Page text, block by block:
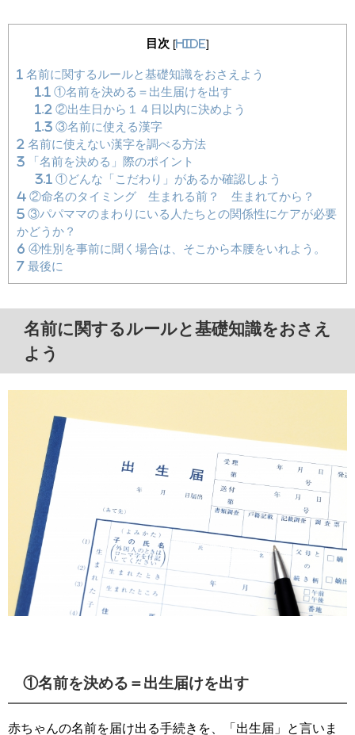
目次 [hide]
1
名前に関するルールと基礎知識をおさえよう
1.1 ①名前を決める＝出生届けを出す
1.2 ②出生日から１４日以内に決めよう
1.3③名前に使える漢字
2 名前に使えない漢字を調べる方法
3 「名前を決める」際のポイント
3.1 ①どんな「こだわり」があるか確認しよう
4 ②命名のタイミング 生まれる前？ 生まれてから？
5 ③パパママのまわりにいる人たちとの関係性にケアが必要
かどうか？
6 ④性別を事前に聞く場合は、そこから本腰をいれよう。
7 最後に
名前に関するルールと基礎知識をおさえ
よう
①名前を決める＝出生届けを出す
赤ちゃんの名前を届け出る手続きを、「出生届」と言いま